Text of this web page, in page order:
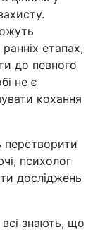
етапах,
до певного
не є
кохання
перетворити
психолог
досліджень
знають, що